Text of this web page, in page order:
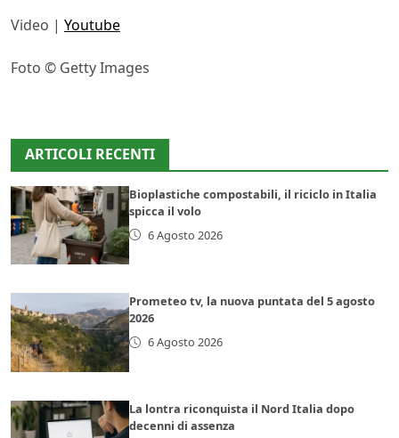
Video | Youtube
Foto © Getty Images
ARTICOLI RECENTI
Bioplastiche compostabili, il riciclo in Italia
spicca il volo
6 Agosto 2026
Prometeo tv, la nuova puntata del 5 agosto
2026
6 Agosto 2026
La lontra riconquista il Nord Italia dopo
decenni di assenza